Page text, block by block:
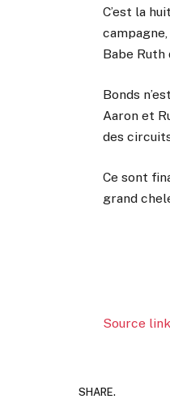
C’est la
Babe Ruth
Bonds
Aaron et
des
Ce sont
grand
Source link
SHARE.